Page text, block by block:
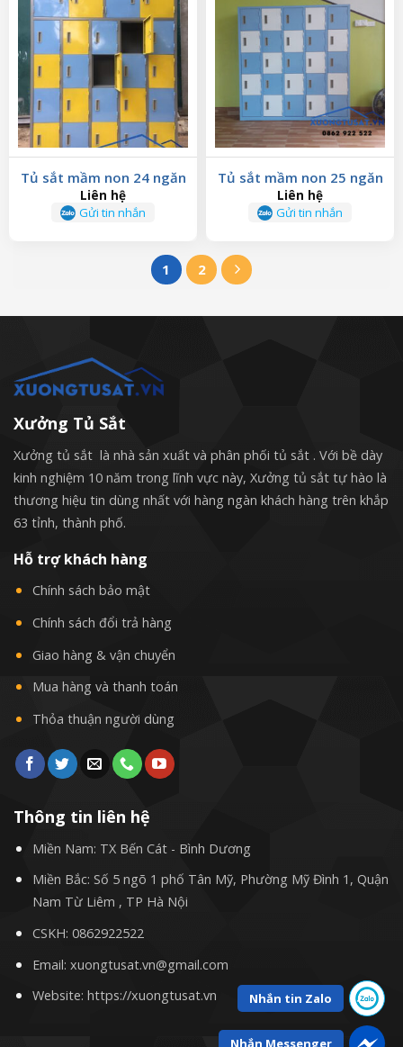
Tủ sắt mầm non 24 ngăn
Liên hệ
Gửi tin nhắn
Tủ sắt mầm non 25 ngăn
Liên hệ
Gửi tin nhắn
1 2
Xưởng Tủ Sắt
Xưởng tủ sắt là nhà sản xuất và phân phối tủ sắt . Với bề dày
kinh nghiệm 10 năm trong lĩnh vực này, Xưởng tủ sắt tự hào là
thương hiệu tin dùng nhất với hàng ngàn khách hàng trên khắp
63 tỉnh, thành phố.
Hỗ trợ khách hàng
Chính sách bảo mật
Chính sách đổi trả hàng
Giao hàng & vận chuyển
Mua hàng và thanh toán
Thỏa thuận người dùng
Thông tin liên hệ
Miền Nam: TX Bến Cát - Bình Dương
Miền Bắc: Số 5 ngõ 1 phố Tân Mỹ, Phường Mỹ Đình 1, Quận
Nam Từ Liêm , TP Hà Nội
CSKH: 0862922522
Email: xuongtusat.vn@gmail.com
Website: https://xuongtusat.vn
Nhắn tin Zalo
Nhắn Messenger